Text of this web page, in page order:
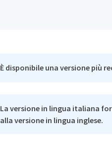
È disponibile una versione più
La versione in lingua italiana
alla versione in lingua inglese.